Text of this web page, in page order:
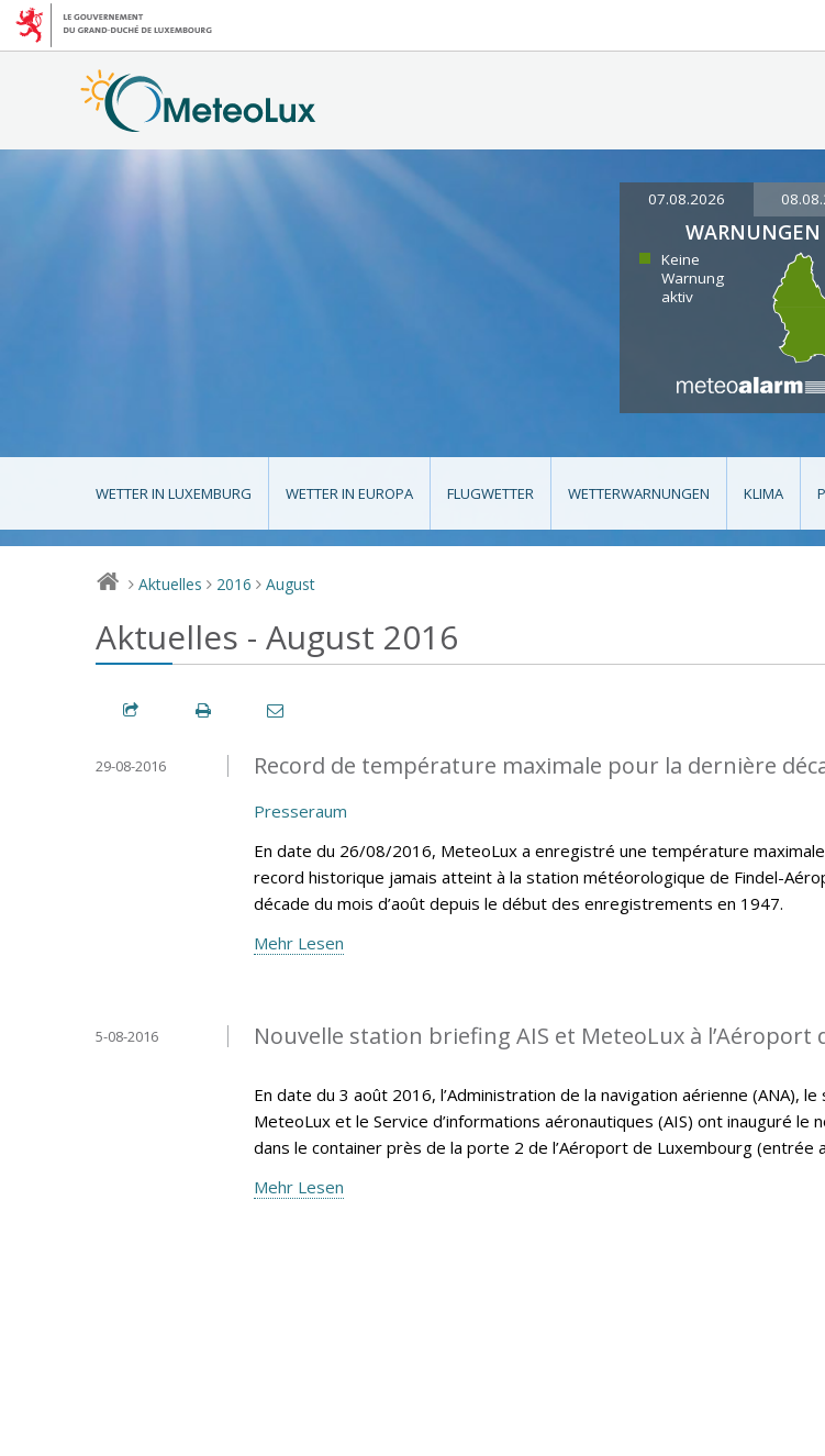
07.08.2026
WARNUNGEN
Keine
Warnung
aktiv
WETTER IN LUXEMBURG WETTER IN EUROPA FLUGWETTER WETTERWARNUNGEN KLIMA
> Aktuelles > 2016 > August
Aktuelles - August 2016
Record de température maximale pour la dernière
29-08-2016
Presseraum
En date du 26/08/2016, MeteoLux a enregistré une température maximale
record historique jamais atteint à la station météorologique de Findel-
décade du mois d’août depuis le début des enregistrements en 1947.
Mehr Lesen
Nouvelle station briefing AIS et MeteoLux à
5-08-2016
En date du 3 août 2016, l’Administration de la navigation aérienne (ANA),
MeteoLux et le Service d’informations aéronautiques (AIS) ont inauguré le
dans le container près de la porte 2 de l’Aéroport de Luxembourg (entrée
Mehr Lesen